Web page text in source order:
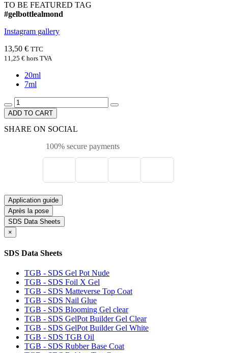
TO BE FEATURED TAG
#gelbottlealmond
Instagram gallery
13,50 € TTC
11,25 € hors TVA
20ml
7ml
ADD TO CART
SHARE ON SOCIAL
100% secure payments
Application guide
Après la pose
SDS Data Sheets
×
SDS Data Sheets
TGB - SDS Gel Pot Nude
TGB - SDS Foil X Gel
TGB - SDS Matteverse Top Coat
TGB - SDS Nail Glue
TGB - SDS Blooming Gel clear
TGB - SDS GelPot Builder Gel Clear
TGB - SDS GelPot Builder Gel White
TGB - SDS TGB Oil
TGB - SDS Rubber Base Coat